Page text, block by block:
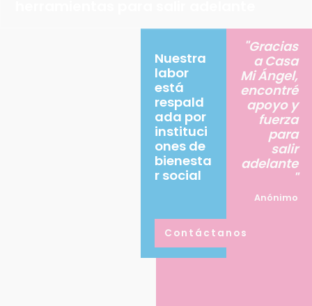
Nuestra
labor
está
respald
ada por
instituci
ones de
bienesta
r social
Contáctanos
"Gracias
a Casa
Mi Ángel,
encontré
apoyo y
fuerza
para
salir
adelante
"
Anónimo